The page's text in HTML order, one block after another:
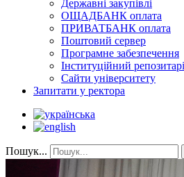
Державні закупівлі
ОЩАДБАНК оплата
ПРИВАТБАНК оплата
Поштовий сервер
Програмне забезпечення
Інституційний
Сайти університету
Запитати у ректора
Пошук...